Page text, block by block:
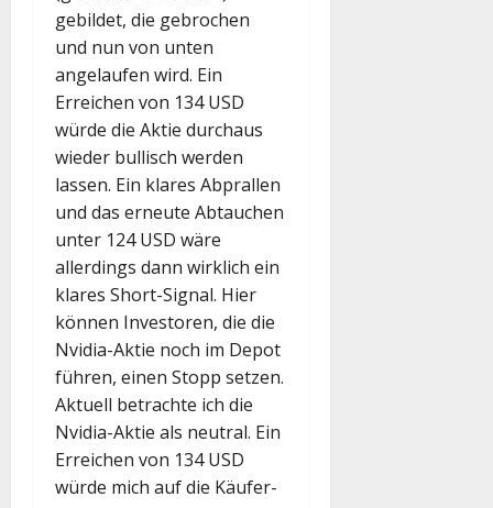
gebildet, die gebrochen
und nun von unten
angelaufen wird. Ein
Erreichen von 134 USD
würde die Aktie durchaus
wieder bullisch werden
lassen. Ein klares Abprallen
und das erneute Abtauchen
unter 124 USD wäre
allerdings dann wirklich ein
klares Short-Signal. Hier
können Investoren, die die
Nvidia-Aktie noch im Depot
führen, einen Stopp setzen.
Aktuell betrachte ich die
Nvidia-Aktie als neutral. Ein
Erreichen von 134 USD
würde mich auf die Käufer-